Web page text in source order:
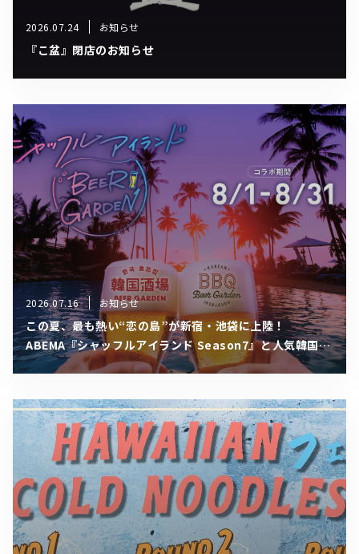
2026.07.24 お知らせ
『こ盆』閉店のお知らせ
2026.07.16 お知らせ
この夏、最も熱い“恋の島”が新宿・池袋に上陸！
ABEMA『シャッフルアイランド Season7』と人気韓国ビ
アガーデンが8月1日（土）より1ヶ月限定の電撃コラボ開